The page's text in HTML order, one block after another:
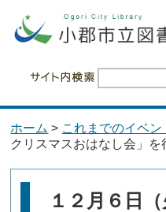
ホーム > これまでのイベン
クリスマスおはなし会」を
１２月６日